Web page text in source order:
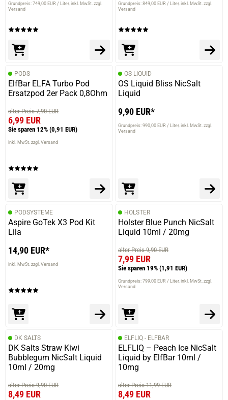
Grundpreis: 749,00 EUR / Liter inkl. MwSt. zzgl.
Versand
Grundpreis: 849,00 EUR / Liter inkl. MwSt. zzgl.
Versand
PODS
ElfBar ELFA Turbo Pod
Ersatzpod 2er Pack 0,8Ohm
alter Preis 7,90 EUR
6,99 EUR
Sie sparen 12% (0,91 EUR)
inkl. MwSt. zzgl. Versand
OS LIQUID
OS Liquid Bliss NicSalt
Liquid
9,90 EUR*
Grundpreis: 990,00 EUR / Liter inkl. MwSt. zzgl.
Versand
PODSYSTEME
Aspire GoTek X3 Pod Kit
Lila
14,90 EUR*
inkl. MwSt. zzgl. Versand
HOLSTER
Holster Blue Punch NicSalt
Liquid 10ml / 20mg
alter Preis 9,90 EUR
7,99 EUR
Sie sparen 19% (1,91 EUR)
Grundpreis: 799,00 EUR / Liter inkl. MwSt. zzgl.
Versand
DK SALTS
DK Salts Straw Kiwi
Bubblegum NicSalt Liquid
10ml / 20mg
alter Preis 9,90 EUR
8,49 EUR
ELFLIQ - ELFBAR
ELFLIQ – Peach Ice NicSalt
Liquid by ElfBar 10ml /
10mg
alter Preis 11,99 EUR
8,49 EUR